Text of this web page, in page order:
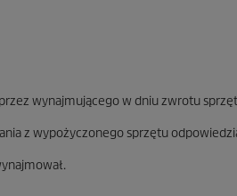
wynajmującego w dniu zwrotu
z wypożyczonego sprzętu